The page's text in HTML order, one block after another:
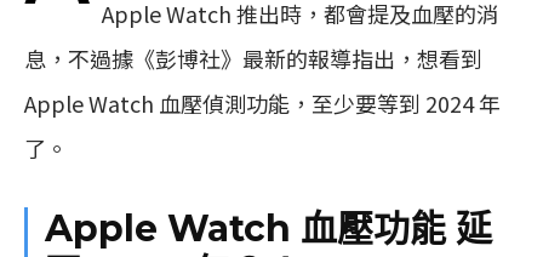
Apple Watch 推出時，都會提及血壓的消
息，不過據《彭博社》最新的報導指出，想看到
Apple Watch 血壓偵測功能，至少要等到 2024 年
了。
Apple Watch 血壓功能 延